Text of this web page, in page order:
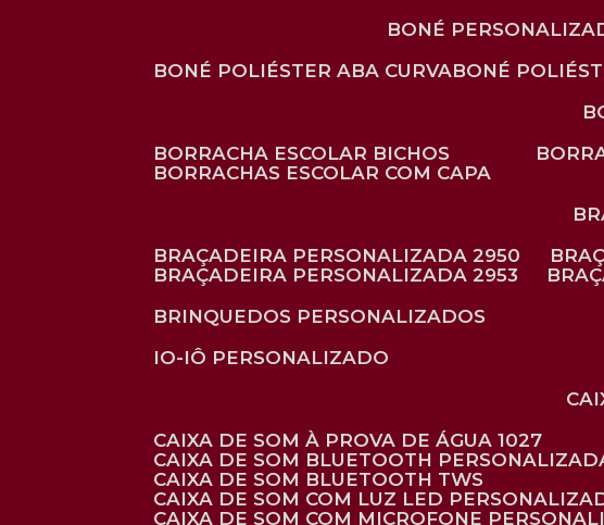
BONÉ
BONÉ POLIÉSTER ABA CURVA
BONÉ
BORRACHA ESCOLAR BICHOS
BORRACHAS ESCOLAR COM CAPA
BRAÇADEIRA PERSONALIZADA 2950
BRAÇADEIRA PERSONALIZADA 2953
BRINQUEDOS PERSONALIZADOS
IO-IÔ PERSONALIZADO
CAIXA DE SOM À PROVA DE ÁGUA 1027
CAIXA DE SOM BLUETOOTH
CAIXA DE SOM BLUETOOTH TWS
CAIXA DE SOM COM LUZ LED
CAIXA DE SOM COM MICROFONE